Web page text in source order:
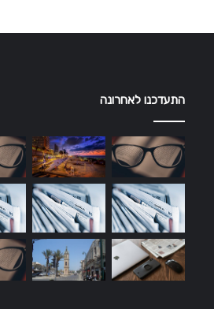
התעדכנו לאחרונה